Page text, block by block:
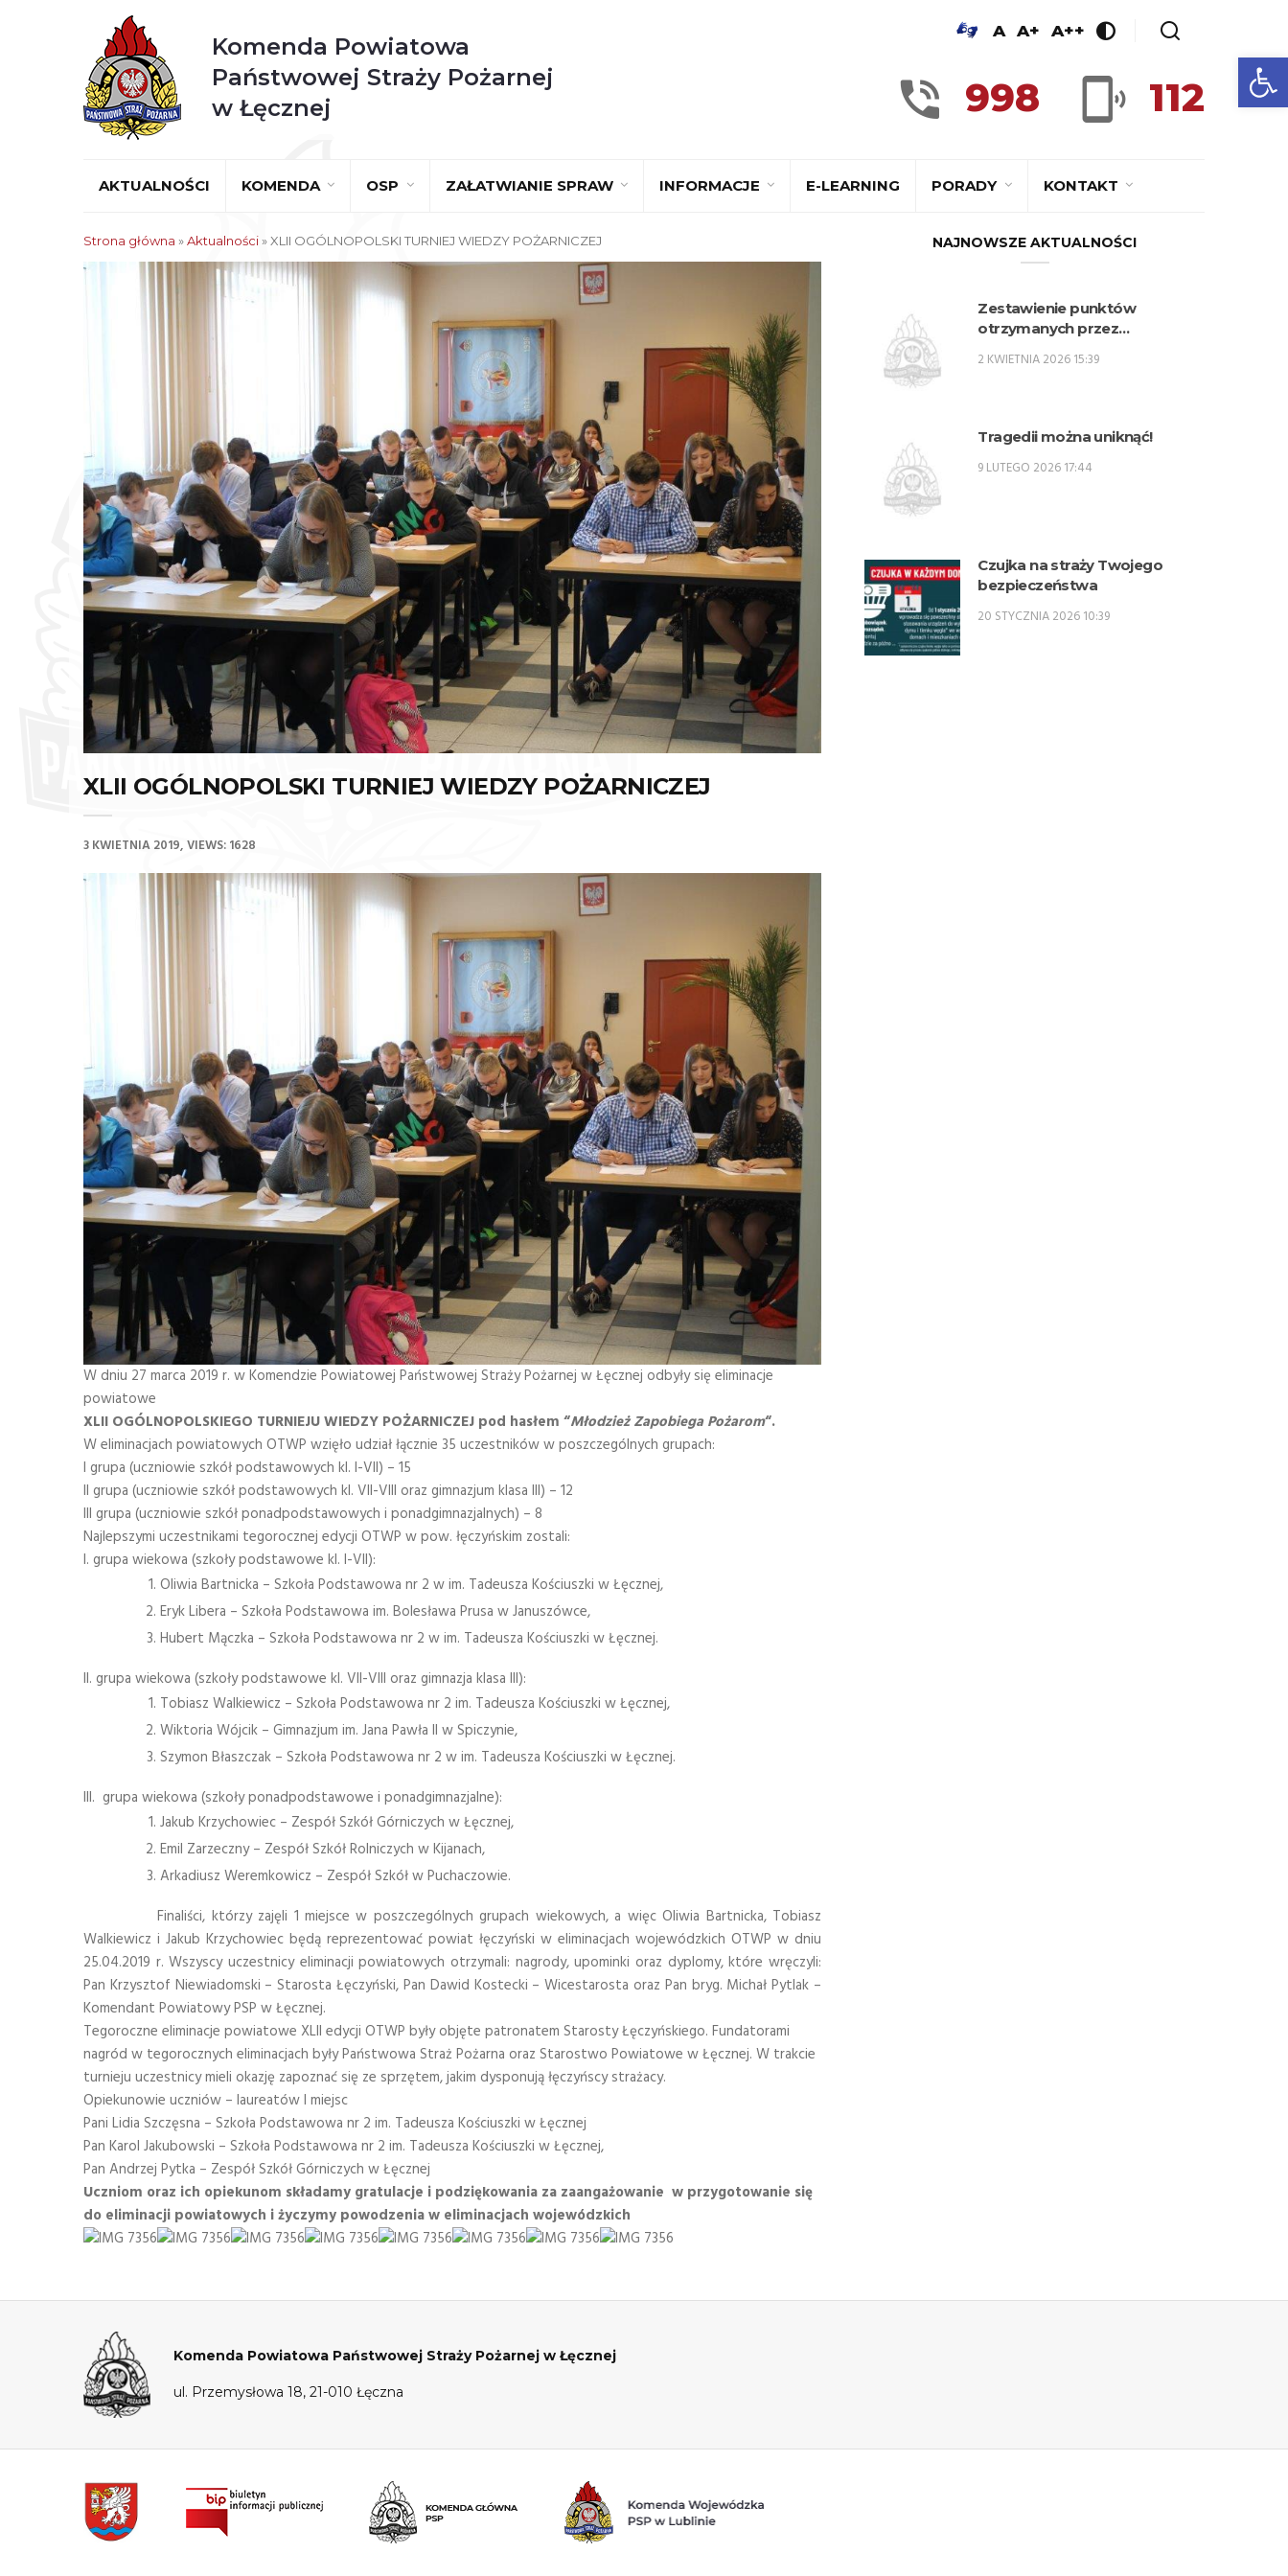
Komenda Powiatowa
Państwowej Straży Pożarnej
w Łęcznej
A A+ A++
998 112
AKTUALNOŚCI KOMENDA OSP ZAŁATWIANIE SPRAW INFORMACJE E-LEARNING PORADY KONTAKT
Strona główna »Aktualności»XLII OGÓLNOPOLSKI TURNIEJ WIEDZY POŻARNICZEJ
XLII OGÓLNOPOLSKI TURNIEJ WIEDZY POŻARNICZEJ
3 KWIETNIA 2019 VIEWS: 1628
W dniu 27 marca 2019 r. w Komendzie Powiatowej Państwowej Straży Pożarnej w Łęcznej odbyły się eliminacje
powiatowe
XLII OGÓLNOPOLSKIEGO TURNIEJU WIEDZY POŻARNICZEJ pod hasłem “Młodzież Zapobiega Pożarom“.
W eliminacjach powiatowych OTWP wzięło udział łącznie 35 uczestników w poszczególnych grupach:
I grupa (uczniowie szkół podstawowych kl. I-VII) – 15
II grupa (uczniowie szkół podstawowych kl. VII-VIII oraz gimnazjum klasa III) – 12
III grupa (uczniowie szkół ponadpodstawowych i ponadgimnazjalnych) – 8
Najlepszymi uczestnikami tegorocznej edycji OTWP w pow. łęczyńskim zostali:
I. grupa wiekowa (szkoły podstawowe kl. I-VII):
Oliwia Bartnicka – Szkoła Podstawowa nr 2 w im. Tadeusza Kościuszki w Łęcznej,
Eryk Libera – Szkoła Podstawowa im. Bolesława Prusa w Januszówce,
Hubert Mączka – Szkoła Podstawowa nr 2 w im. Tadeusza Kościuszki w Łęcznej.
II. grupa wiekowa (szkoły podstawowe kl. VII-VIII oraz gimnazja klasa III):
Tobiasz Walkiewicz – Szkoła Podstawowa nr 2 im. Tadeusza Kościuszki w Łęcznej,
Wiktoria Wójcik – Gimnazjum im. Jana Pawła II w Spiczynie,
Szymon Błaszczak – Szkoła Podstawowa nr 2 w im. Tadeusza Kościuszki w Łęcznej.
III. grupa wiekowa (szkoły ponadpodstawowe i ponadgimnazjalne):
Jakub Krzychowiec – Zespół Szkół Górniczych w Łęcznej,
Emil Zarzeczny – Zespół Szkół Rolniczych w Kijanach,
Arkadiusz Weremkowicz – Zespół Szkół w Puchaczowie.
Finaliści, którzy zajęli 1 miejsce w poszczególnych grupach wiekowych, a więc Oliwia Bartnicka, Tobiasz
Walkiewicz i Jakub Krzychowiec będą reprezentować powiat łęczyński w eliminacjach wojewódzkich OTWP w dniu
25.04.2019 r. Wszyscy uczestnicy eliminacji powiatowych otrzymali: nagrody, upominki oraz dyplomy, które wręczyli:
Pan Krzysztof Niewiadomski – Starosta Łęczyński, Pan Dawid Kostecki – Wicestarosta oraz Pan bryg. Michał Pytlak –
Komendant Powiatowy PSP w Łęcznej.
Tegoroczne eliminacje powiatowe XLII edycji OTWP były objęte patronatem Starosty Łęczyńskiego. Fundatorami
nagród w tegorocznych eliminacjach były Państwowa Straż Pożarna oraz Starostwo Powiatowe w Łęcznej. W trakcie
turnieju uczestnicy mieli okazję zapoznać się ze sprzętem, jakim dysponują łęczyńscy strażacy.
Opiekunowie uczniów – laureatów I miejsc
Pani Lidia Szczęsna – Szkoła Podstawowa nr 2 im. Tadeusza Kościuszki w Łęcznej
Pan Karol Jakubowski – Szkoła Podstawowa nr 2 im. Tadeusza Kościuszki w Łęcznej,
Pan Andrzej Pytka – Zespół Szkół Górniczych w Łęcznej
Uczniom oraz ich opiekunom składamy gratulacje i podziękowania za zaangażowanie w przygotowanie się
do eliminacji powiatowych i życzymy powodzenia w eliminacjach wojewódzkich
NAJNOWSZE AKTUALNOŚCI
Zestawienie punktów
otrzymanych przez
w procesie rekrutacji na
zajmowania stanowisk
oficerskich w PSP w 2026 r. –
SPO
2 KWIETNIA 2026 15:39
Tragedii można uniknąć!
9 LUTEGO 2026 17:44
Czujka na straży Twojego
bezpieczeństwa
20 STYCZNIA 2026 10:39
Komenda Powiatowa Państwowej Straży Pożarnej w Łęcznej
ul. Przemysłowa 18, 21-010 Łęczna